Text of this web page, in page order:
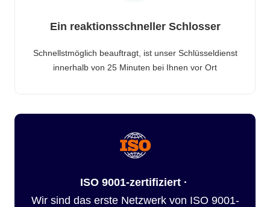
Ein reaktionsschneller Schlosser
Schnellstmöglich beauftragt, ist unser Schlüsseldienst
innerhalb von 25 Minuten bei Ihnen vor Ort
ISO 9001-zertifiziert ·
Wir sind das erste Netzwerk von ISO 9001-